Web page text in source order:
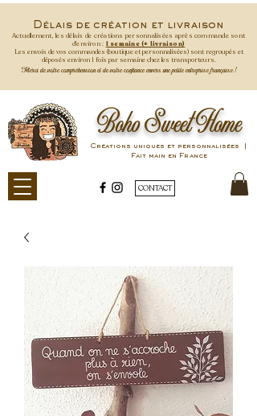
Délais de création et livraison
Actuellement, les délais de créations personnalisées après commande sont
d'environ : 1 semaine (+ livraison)
Les envois de vos commandes (boutique et personnalisées) sont regroupés et
déposés environ 1 fois par semainechez les transporteurs.
Merci de votre compréhension et de votre confiance envers une petite entreprise française !
Boho Sweet Home
Créations uniques et personnalisées |
Fait main en France
CONTACT